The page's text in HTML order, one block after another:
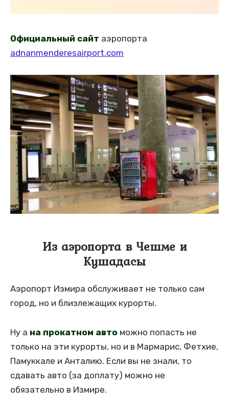
Официальный сайт аэропорта
adnanmenderesairport.com
Из аэропорта в Чешме и
Кушадасы
Аэропорт Измира обслуживает не только сам
город, но и близлежащих курорты.
Ну а на прокатном авто можно попасть не
только на эти курорты, но и в Мармарис, Фетхие,
Памуккале и Анталию. Если вы не знали, то
сдавать авто (за доплату) можно не
обязательно в Измире.